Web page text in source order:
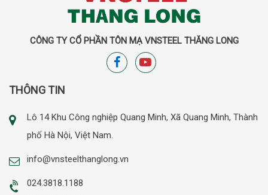
CÔNG TY CỔ PHẦN TÔN MẠ VNSTEEL THĂNG LONG
THÔNG TIN
Lô 14 Khu Công nghiệp Quang Minh, Xã Quang Minh, Thành
phố Hà Nội, Việt Nam.
info@vnsteelthanglong.vn
024.3818.1188